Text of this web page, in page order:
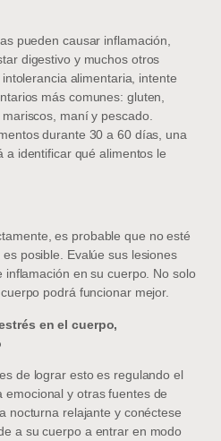
pueden causar inflamación,
digestivo y muchos otros
alimentaria, intente
más comunes: gluten,
maní y pescado.
durante 30 a 60 días, una
a identificar qué alimentos le
es probable que no esté
posible. Evalúe sus lesiones
inflamación en su cuerpo. No solo
podrá funcionar mejor.
en el cuerpo,
de lograr esto es regulando el
y otras fuentes de
nocturna relajante y conéctese
a su cuerpo a entrar en modo